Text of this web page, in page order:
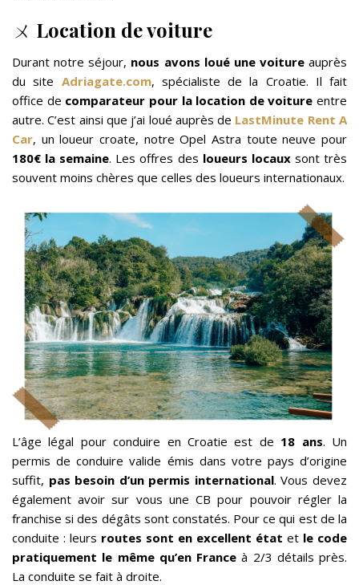
ㄨ Location de voiture
Durant notre séjour, nous avons loué une voitureauprès
du site Adriagate.com, spécialiste de la Croatie. Il fait
office de comparateur pour la location de voiture entre
autre. C’est ainsi que j’ai loué auprès de LastMinute Rent A
Car, un loueur croate, notre Opel Astra toute neuve pour
180€ la semaine. Les offres des loueurs locauxsont très
souvent moins chères que celles des loueurs internationaux.
L’âge légal pour conduire en Croatie est de 18 ans. Un
permis de conduire valide émis dans votre pays d’origine
suffit, pas besoin d’un permis international. Vous devez
également avoir sur vous une CB pour pouvoir régler la
franchise si des dégâts sont constatés. Pour ce qui est de la
conduite : leurs routes sont en excellent état et le code
pratiquement le même qu’en Franceà 2/3 détails près.
La conduite se fait à droite.